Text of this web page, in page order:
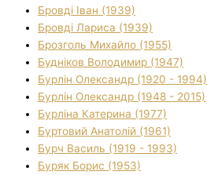
Бровді Іван (1939)
Бровді Лариса (1939)
Брозголь Михайло (1955)
Будніков Володимир (1947)
Бурлін Олександр (1920 - 1994)
Бурлін Олександр (1948 - 2015)
Бурліна Катерина (1977)
Буртовий Анатолій (1961)
Бурч Василь (1919 - 1993)
Буряк Борис (1953)